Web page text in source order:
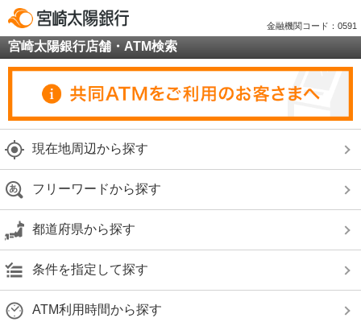
金融機関コード：0591
宮崎太陽銀行店舗・ATM検索
現在地周辺から探す
フリーワードから探す
都道府県から探す
条件を指定して探す
ATM利用時間から探す